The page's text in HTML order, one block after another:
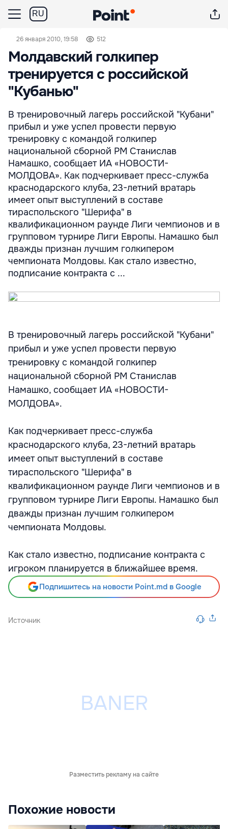
RU
26 января 2010, 19:58 512
Молдавский голкипер
тренируется с российской
"Кубанью"
В тренировочный лагерь российской "Кубани"
прибыл и уже успел провести первую
тренировку с командой голкипер
национальной сборной РМ Станислав
Намашко, сообщает ИА «НОВОСТИ-
МОЛДОВА». Как подчеркивает пресс-служба
краснодарского клуба, 23-летний вратарь
имеет опыт выступлений в составе
тираспольского "Шерифа" в
квалификационном раунде Лиги чемпионов и в
групповом турнире Лиги Европы. Намашко был
дважды признан лучшим голкипером
чемпионата Молдовы. Как стало известно,
подписание контракта с ...
В тренировочный лагерь российской "Кубани"
прибыл и уже успел провести первую
тренировку с командой голкипер
национальной сборной РМ Станислав
Намашко, сообщает ИА «НОВОСТИ-
МОЛДОВА».
Как подчеркивает пресс-служба
краснодарского клуба, 23-летний вратарь
имеет опыт выступлений в составе
тираспольского "Шерифа" в
квалификационном раунде Лиги чемпионов и в
групповом турнире Лиги Европы. Намашко был
дважды признан лучшим голкипером
чемпионата Молдовы.
Как стало известно, подписание контракта с
игроком планируется в ближайшее время.
Подпишитесь на новости Point.md в Google
Источник
Разместить рекламу на сайте
Похожие новости